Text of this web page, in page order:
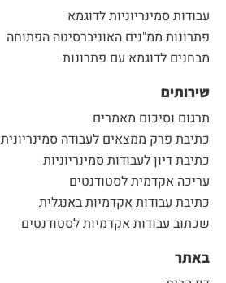
עבודות סמינריוניות לדוגמא
פתרונות ממ"נים האוניברסיטה הפתוחה
מבחנים לדוגמא עם פתרונות
שירותים
תרגום וסיכום מאמרים
כתיבת פרק ממצאים לעבודה סמינריונית
כתיבת דיון לעבודות סמינריוניות
עריכה אקדמית לסטודנטים
כתיבת עבודות אקדמיות באנגלית
שכתוב עבודות אקדמיות לסטודנטים
באתר